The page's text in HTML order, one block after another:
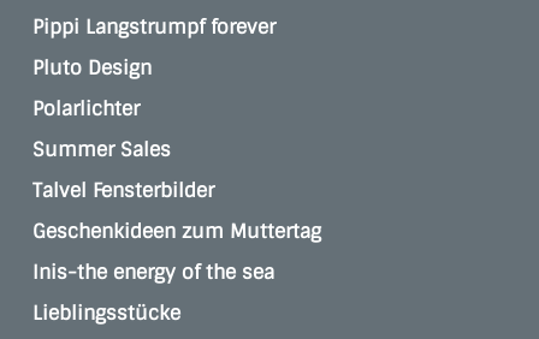
Pippi Langstrumpf forever
Pluto Design
Polarlichter
Summer Sales
Talvel Fensterbilder
Geschenkideen zum Muttertag
Inis-the energy of the sea
Lieblingsstücke